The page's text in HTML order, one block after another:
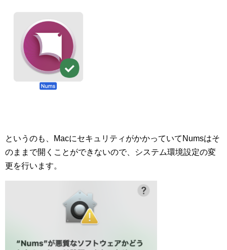
というのも、MacにセキュリティがかかっていてNumsはそ
のままで開くことができないので、システム環境設定の変
更を行います。